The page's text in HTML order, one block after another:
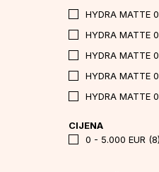
SJENILA
UMJETNE
OLOVKE ZA OČI
EYELINERS
OBRVE
SJAJILA ZA USNE
HYDRA MATTE
HYDRA MATTE
HYDRA MATTE
HYDRA MATTE
HYDRA MATTE
HYDRA MATTE
CIJENA
0 - 5.000 EUR (8)